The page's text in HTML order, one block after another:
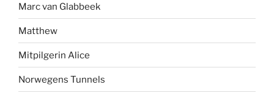
Marc van Glabbeek
Matthew
Mitpilgerin Alice
Norwegens Tunnels